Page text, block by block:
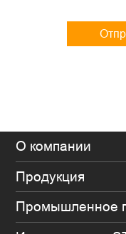
О компании
Продукция
Промышленное